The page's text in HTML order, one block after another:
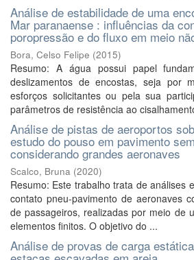
Análise de estabilidade de uma
Mar paranaense : influências da
poropressão e do fluxo em meio
Bora, Celso Felipe (2015)
Resumo: A água possui papel
deslizamentos de encostas, seja por
esforços solicitantes ou pela sua
parâmetros de resistência ao
Análise de pistas de aeroportos
estudo do pouso em pavimento
considerando grandes aeronaves
Scalco, Bruna (2020)
Resumo: Este trabalho trata de análises
contato pneu-pavimento de aeronaves
de passageiros, realizadas por meio de
elementos finitos. O objetivo do ...
Análise de provas de carga